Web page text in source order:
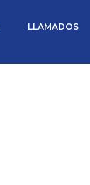
LLAMADOS